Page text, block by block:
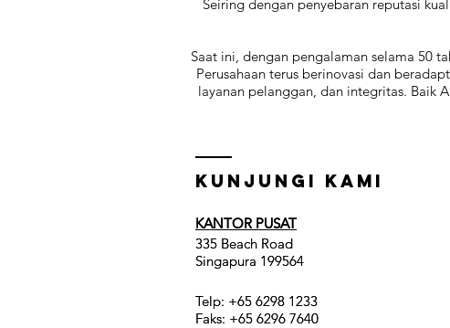
Seiring dengan penyebaran reputasi
Saat ini, dengan pengalaman selama 50
Perusahaan terus berinovasi dan
layanan pelanggan, dan integritas. Baik
Kunjungi kami
KANTOR PUSAT
335 Beach Road
Singapura 199564
Telp: +65 6298 1233
Faks: +65 6296 7640
KANTOR PUSAT
335 Beach Road
Singapura 199564
Telp: +65 6298 1233
Faks: +65 6296 7640